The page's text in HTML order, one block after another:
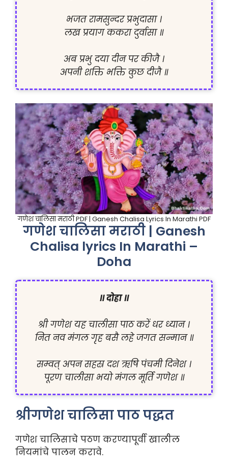
भजत रामसुन्दर प्रभुदासा ।
लख प्रयाग ककरा दुर्वासा ॥
अब प्रभु दया दीन पर कीजै ।
गणेश चालिसा मराठी PDF | Ganesh Chalisa Lyrics In Marathi PDF
गणेश चालिसा मराठी | Ganesh
Chalisa lyrics In Marathi –
Doha
॥ दोहा ॥
श्री गणेश यह चालीसा पाठ करें धर ध्यान ।
नित नव मंगल गृह बसै लहे जगत सन्मान ॥
सम्वत् अपन सहस्र दश ऋषि पंचमी दिनेश ।
पूरण चालीसा भयो मंगल मूर्ति गणेश ॥
श्रीगणेश चालिसा पाठ पद्धत
गणेश चालिसाचे पठण करण्यापूर्वी खालील
नियमांचे पालन करावे.